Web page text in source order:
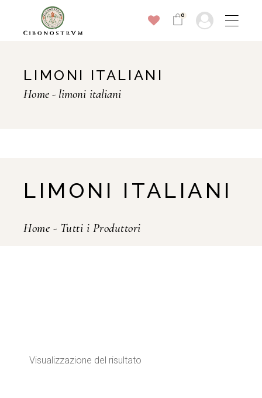
0
LIMONI ITALIANI
Home limoni italiani
LIMONI ITALIANI
Home - Tutti i Produttori
Visualizzazione del risultato